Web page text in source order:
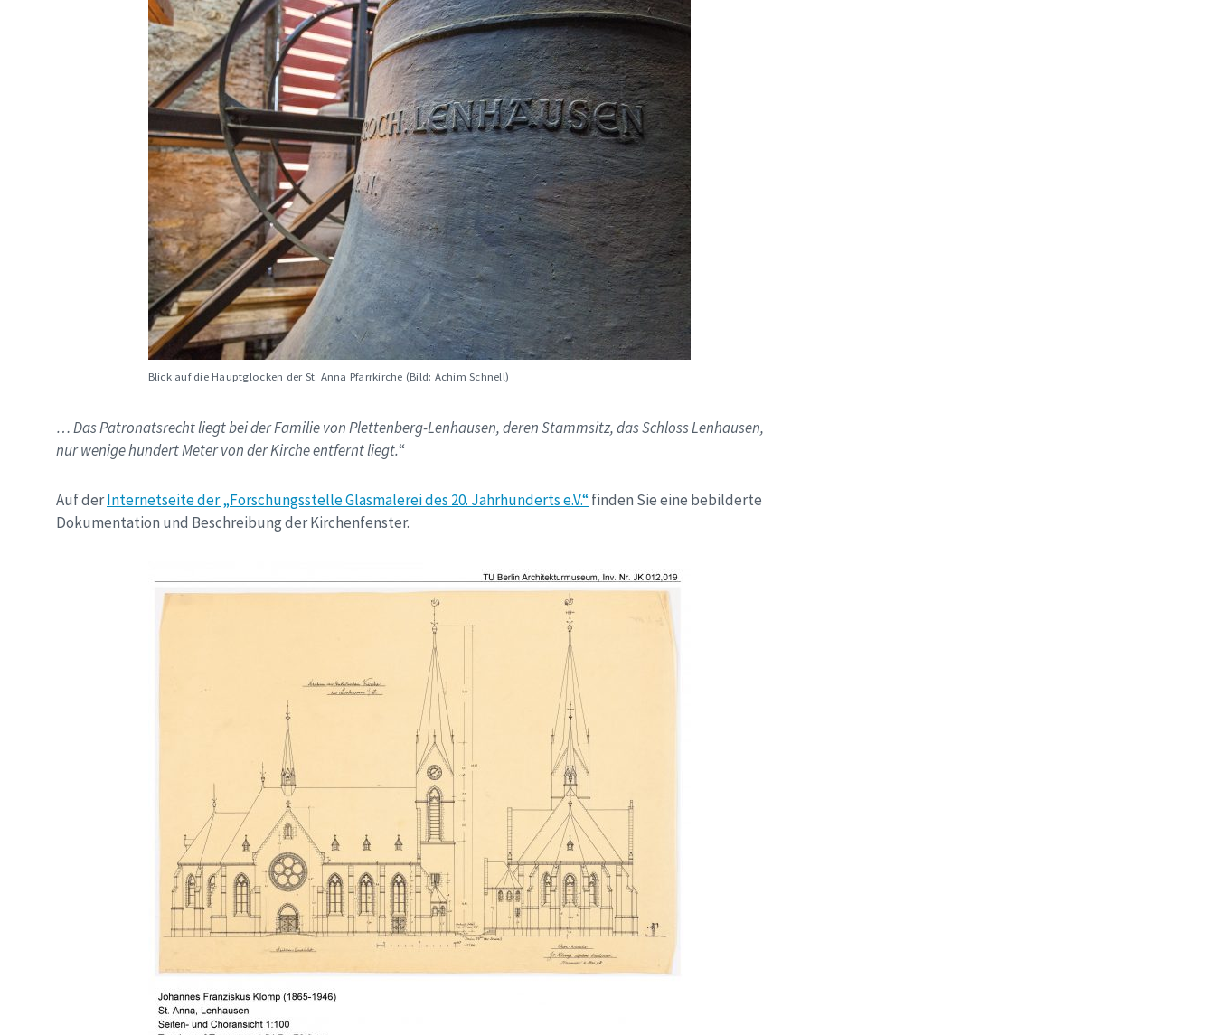
Blick auf die Hauptglocken der St. Anna Pfarrkirche (Bild: Achim Schnell)
… Das Patronatsrecht liegt bei der Familie von Plettenberg-Lenhausen, deren Stammsitz, das Schloss Lenhausen,
nur wenige hundert Meter von der Kirche entfernt liegt.“
Auf derInternetseite der „Forschungsstelle Glasmalerei des 20. Jahrhunderts e.V.“finden Sie eine bebilderte
Dokumentation und Beschreibung der Kirchenfenster.